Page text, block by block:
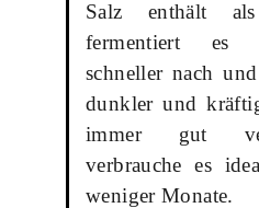
Salz enthält
fermentiert es
schneller nach
dunkler und
immer gut
verbrauche es
weniger Monate.